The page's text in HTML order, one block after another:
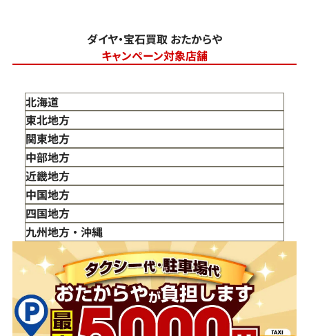
ダイヤ・宝石買取 おたからや
キャンペーン対象店舗
北海道
東北地方
青森県
岩手県
宮城県
秋田県
山形県
福島県
関東地方
東京都
神奈川県
埼玉県
千葉県
茨城県
栃木県
群馬県
中部地方
新潟県
富山県
石川県
山梨県
長野県
岐阜県
静岡県
愛知県
近畿地方
三重県
滋賀県
京都府
大阪府
兵庫県
奈良県
和歌山県
中国地方
鳥取県
島根県
岡山県
広島県
山口県
四国地方
徳島県
香川県
愛媛県
九州地方・沖縄
福岡県
佐賀県
長崎県
熊本県
大分県